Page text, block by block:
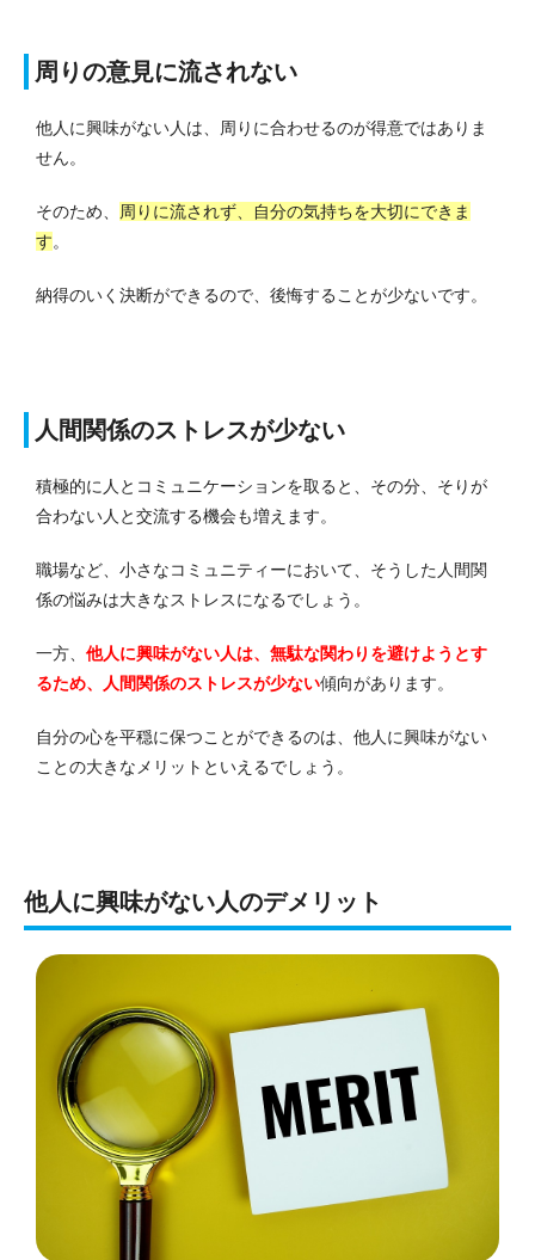
周りの意見に流されない
他人に興味がない人は、周りに合わせるのが得意ではありま
せん。
そのため、
周りに流されず、自分の気持ちを大切にできま
す。
納得のいく決断ができるので、後悔することが少ないです。
人間関係のストレスが少ない
積極的に人とコミュニケーションを取ると、その分、そりが
合わない人と交流する機会も増えます。
職場など、小さなコミュニティーにおいて、そうした人間関
係の悩みは大きなストレスになるでしょう。
一方、 他人に興味がない人は、無駄な関わりを避けようとす
るため、人間関係のストレスが少ない傾向があります。
自分の心を平穏に保つことができるのは、他人に興味がない
ことの大きなメリットといえるでしょう。
他人に興味がない人のデメリット